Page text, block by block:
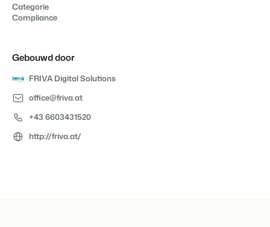
Categorie
Compliance
Gebouwd door
FRIVA Digital Solutions
office@friva.at
+43 6603431520
http://friva.at/